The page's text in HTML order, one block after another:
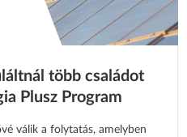
több családot
Plusz Program
válik a folytatás, amelyben